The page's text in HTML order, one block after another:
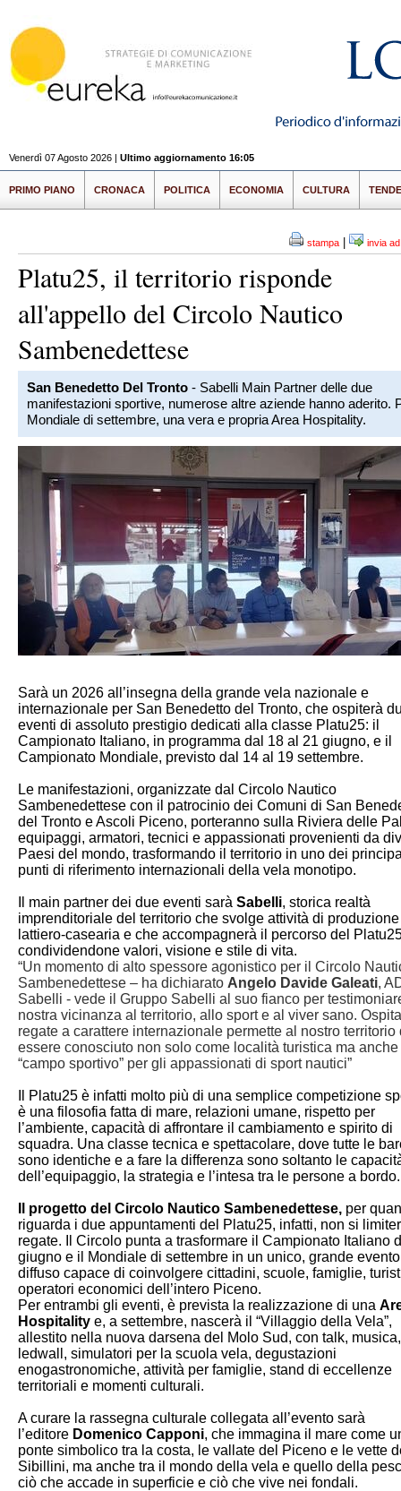
Venerdì 07 Agosto 2026 | Ultimo aggiornamento 16:05
PRIMO PIANO CRONACA POLITICA ECONOMIA CULTURA
stampa invia
Platu25, il territorio risponde
all'appello del Circolo Nautico
Sambenedettese
San Benedetto Del Tronto - Sabelli Main Partner delle due
manifestazioni sportive, numerose altre aziende hanno aderito.
Mondiale di settembre, una vera e propria Area Hospitality.
Sarà un 2026 all’insegna della grande vela nazionale e
internazionale per San Benedetto del Tronto, che ospiterà
eventi di assoluto prestigio dedicati alla classe Platu25: il
Campionato Italiano, in programma dal 18 al 21 giugno, e il
Campionato Mondiale, previsto dal 14 al 19 settembre.
Le manifestazioni, organizzate dal Circolo Nautico
Sambenedettese con il patrocinio dei Comuni di San
del Tronto e Ascoli Piceno, porteranno sulla Riviera delle
equipaggi, armatori, tecnici e appassionati provenienti da
Paesi del mondo, trasformando il territorio in uno dei
punti di riferimento internazionali della vela monotipo.
Il main partner dei due eventi sarà Sabelli, storica realtà
imprenditoriale del territorio che svolge attività di produzione
lattiero-casearia e che accompagnerà il percorso del
condividendone valori, visione e stile di vita.
“Un momento di alto spessore agonistico per il Circolo
Sambenedettese – ha dichiarato Angelo Davide Galeati,
Sabelli - vede il Gruppo Sabelli al suo fianco per
nostra vicinanza al territorio, allo sport e al viver sano.
regate a carattere internazionale permette al nostro territorio
essere conosciuto non solo come località turistica ma
“campo sportivo” per gli appassionati di sport nautici”
Il Platu25 è infatti molto più di una semplice competizione
è una filosofia fatta di mare, relazioni umane, rispetto per
l’ambiente, capacità di affrontare il cambiamento e spirito di
squadra. Una classe tecnica e spettacolare, dove tutte le
sono identiche e a fare la differenza sono soltanto le
dell’equipaggio, la strategia e l’intesa tra le persone a bordo.
Il progetto del Circolo Nautico Sambenedettese, per
riguarda i due appuntamenti del Platu25, infatti, non si
regate. Il Circolo punta a trasformare il Campionato Italiano
giugno e il Mondiale di settembre in un unico, grande evento
diffuso capace di coinvolgere cittadini, scuole, famiglie,
operatori economici dell’intero Piceno.
Per entrambi gli eventi, è prevista la realizzazione di una
Hospitality e, a settembre, nascerà il “Villaggio della Vela”,
allestito nella nuova darsena del Molo Sud, con talk, musica,
ledwall, simulatori per la scuola vela, degustazioni
enogastronomiche, attività per famiglie, stand di eccellenze
territoriali e momenti culturali.
A curare la rassegna culturale collegata all’evento sarà
l’editore Domenico Capponi, che immagina il mare come
ponte simbolico tra la costa, le vallate del Piceno e le vette
Sibillini, ma anche tra il mondo della vela e quello della
ciò che accade in superficie e ciò che vive nei fondali.